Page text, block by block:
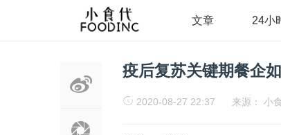
文章 24小
疫后复苏关键期餐企
2020-08-27 22:37 来源： 小